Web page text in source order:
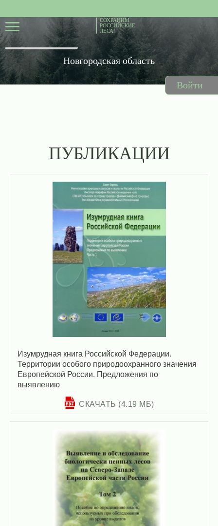
Новгородская область
ПУБЛИКАЦИИ
Изумрудная книга Российской Федерации.
Территории особого природоохранного значения
Европейской России. Предложения по
выявлению
СКАЧАТЬ (4.19 МБ)
Войти
СОХРАНИМ
РОССИЙСКИЕ
ЛЕСА!